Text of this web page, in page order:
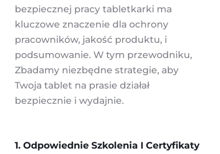
bezpiecznej pracy tabletkarki ma
kluczowe znaczenie dla ochrony
pracowników, jakość produktu, i
podsumowanie. W tym przewodniku,
Zbadamy niezbędne strategie, aby
Twoja tablet na prasie działał
bezpiecznie i wydajnie.
1. Odpowiednie Szkolenia I Certyfikaty